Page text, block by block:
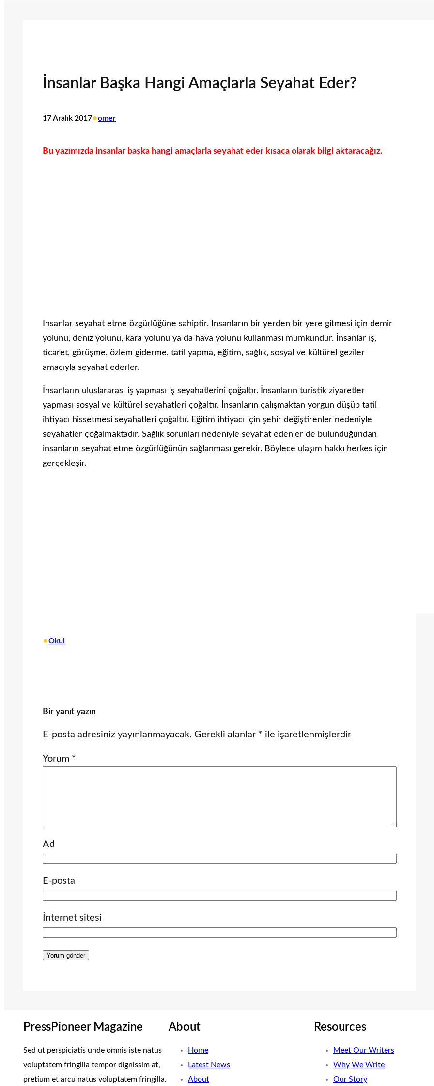
İnsanlar Başka Hangi Amaçlarla Seyahat Eder?
17 Aralık 2017•omer
Bu yazımızda insanlar başka hangi amaçlarla seyahat eder kısaca olarak bilgi aktaracağız.
İnsanlar seyahat etme özgürlüğüne sahiptir. İnsanların bir yerden bir yere gitmesi için demir
yolunu, deniz yolunu, kara yolunu ya da hava yolunu kullanması mümkündür. İnsanlar iş,
ticaret, görüşme, özlem giderme, tatil yapma, eğitim, sağlık, sosyal ve kültürel geziler
amacıyla seyahat ederler.
İnsanların uluslararası iş yapması iş seyahatlerini çoğaltır. İnsanların turistik ziyaretler
yapması sosyal ve kültürel seyahatleri çoğaltır. İnsanların çalışmaktan yorgun düşüp tatil
ihtiyacı hissetmesi seyahatleri çoğaltır. Eğitim ihtiyacı için şehir değiştirenler nedeniyle
seyahatler çoğalmaktadır. Sağlık sorunları nedeniyle seyahat edenler de bulunduğundan
insanların seyahat etme özgürlüğünün sağlanması gerekir. Böylece ulaşım hakkı herkes için
gerçekleşir.
•Okul
Bir yanıt yazın
E-posta adresiniz yayınlanmayacak. Gerekli alanlar * ile işaretlenmişlerdir
Yorum *
Ad
E-posta
İnternet sitesi
PressPioneer Magazine
Sed ut perspiciatis unde omnis iste natus
voluptatem fringilla tempor dignissim at,
pretium et arcu natus voluptatem fringilla.
About
Home
Latest News
About
Resources
Meet Our Writers
Why We Write
Our Story